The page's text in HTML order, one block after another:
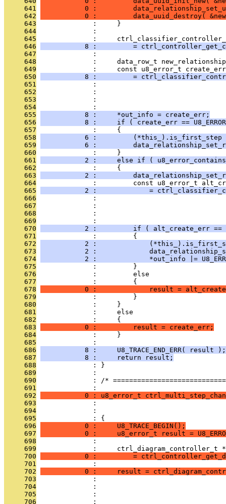
     641
0 :
     642
0 :         data_uuid_destroy(
     643
              :     }
     644
              :
     645
:
     646
8 :         =
     647
              :
     648
:     data_row_t
     649
              :     const u8_error_t create_err
     650
8 :         =
     651
:
     652
:
     653
:
     654
:
     655
           8 :     *out_info = create_err;
     656
8 :     if ( create_err ==
     657
              :     {
     658
6 :
     659
6 :
     660
              :     }
     661
2 :     else if (
     662
              :     {
     663
2 :
     664
:         const u8_error_t
     665
2 :             =
     666
:
     667
:
     668
:
     669
:
     670
2 :         if ( alt_create_err ==
     671
              :         {
     672
2 :
     673
2 :
     674
2 :             *out_info |=
     675
              :         }
     676
              :         else
     677
              :         {
     678
0 :             result =
     679
              :         }
     680
              :     }
     681
              :     else
     682
              :     {
     683
           0 :         result = create_err;
     684
              :     }
     685
              :
     686
           8 :     U8_TRACE_END_ERR( result );
     687
           8 :     return result;
     688
              : }
     689
              :
     690
: /*
     691
              :
     692
0 : u8_error_t
     693
:
     694
:
     695
              : {
     696
           0 :     U8_TRACE_BEGIN();
     697
0 :     u8_error_t result =
     698
              :
     699
:     ctrl_diagram_controller_t
     700
0 :         =
     701
              :
     702
0 :     result =
     703
:
     704
:
     705
:
     706
: